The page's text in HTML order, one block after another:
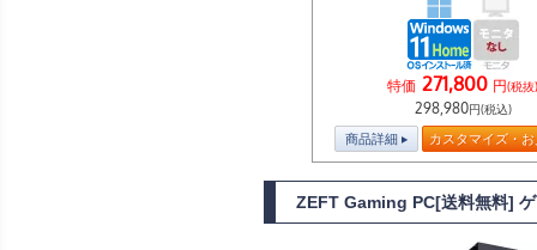
特価 271,800 円(税抜
298,980円(税込)
商品詳細 カスタマイズ・
ZEFT Gaming PC[送料無料]